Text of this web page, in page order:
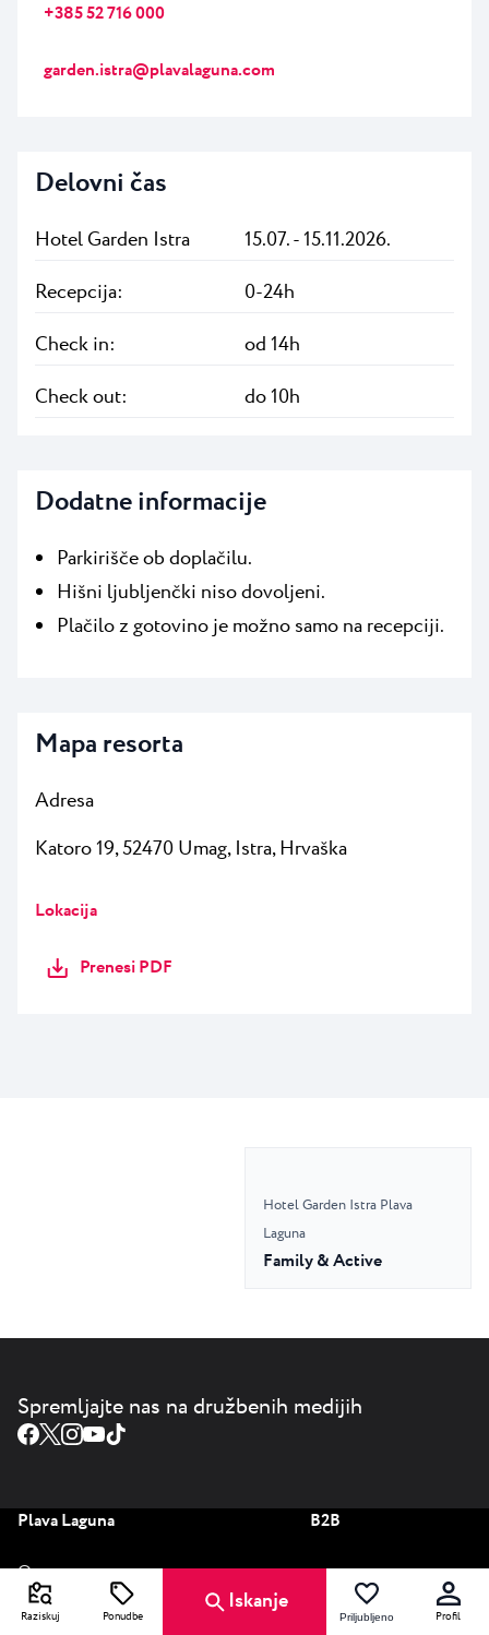
+385 52 716 000
garden.istra@plavalaguna.com
Delovni čas
Hotel Garden Istra
15.07. - 15.11.2026.
Recepcija:
0-24h
Check in:
od 14h
Check out:
do 10h
Dodatne informacije
Parkirišče ob doplačilu.
Hišni ljubljenčki niso dovoljeni.
Plačilo z gotovino je možno samo na recepciji.
Mapa resorta
Adresa
Katoro 19, 52470 Umag, Istra, Hrvaška
Lokacija
Prenesi PDF
Hotel Garden Istra Plava
Laguna
Family & Active
Spremljajte nas na družbenih medijih
Plava Laguna
O nas
Plava Laguna Brošura
B2B
Partners
Travel agency
Raziskuj Ponudbe
Iskanje
Priljubljeno Profil